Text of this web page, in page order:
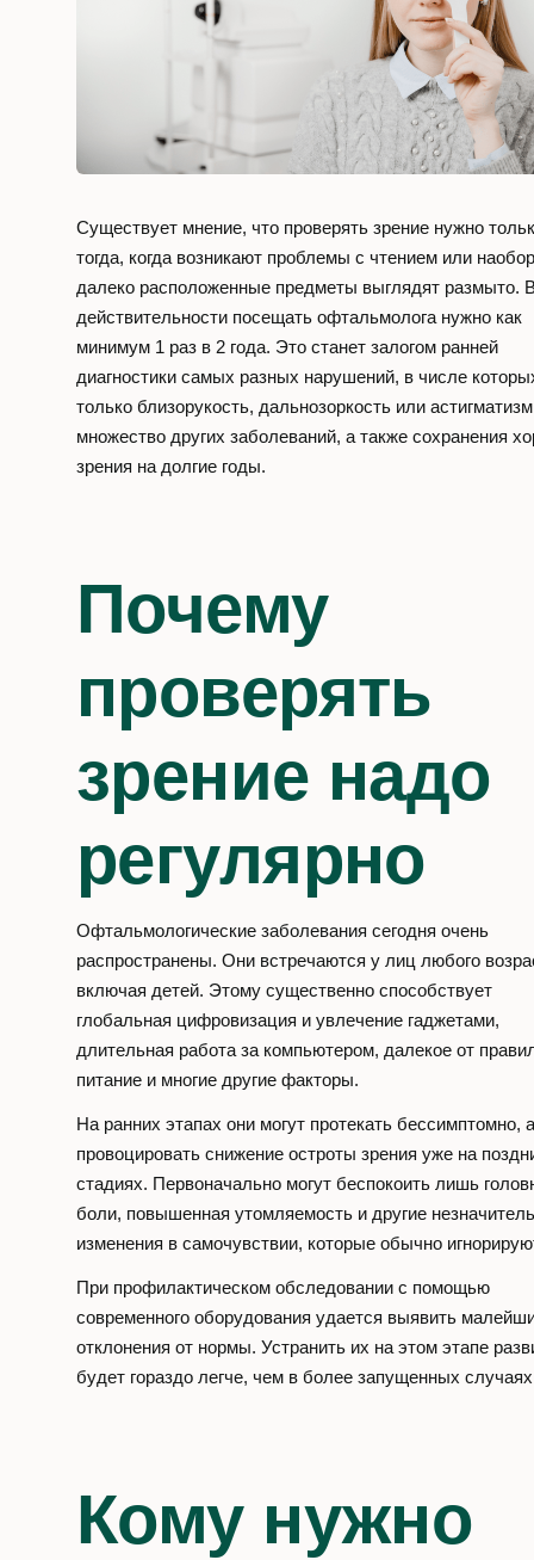
Заказать звонок
Телефон
+7 (495) 473-43-
с 8:00 до 22:00
Адрес
г. Москва,
Социальные сети
Существует мнение, что проверять зрение нужно
тогда, когда возникают проблемы с чтением или
далеко расположенные предметы выглядят размыто.
действительности посещать офтальмолога нужно как
минимум 1 раз в 2 года. Это станет залогом ранней
диагностики самых разных нарушений, в числе
только близорукость, дальнозоркость или
множество других заболеваний, а также сохранения
зрения на долгие годы.
Почему
проверять
зрение надо
регулярно
Офтальмологические заболевания сегодня очень
распространены. Они встречаются у лиц любого
включая детей. Этому существенно способствует
глобальная цифровизация и увлечение гаджетами,
длительная работа за компьютером, далекое от
питание и многие другие факторы.
На ранних этапах они могут протекать бессимптомно, а
провоцировать снижение остроты зрения уже на
стадиях. Первоначально могут беспокоить лишь
боли, повышенная утомляемость и другие
изменения в самочувствии, которые обычно
При профилактическом обследовании с помощью
современного оборудования удается выявить
отклонения от нормы. Устранить их на этом этапе
будет гораздо легче, чем в более запущенных
Кому нужно